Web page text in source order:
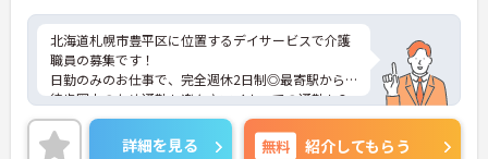
北海道札幌市豊平区に位置するデイサービスで介護
職員の募集です！
日勤のみのお仕事で、完全週休2日制◎最寄駅から
徒歩圏内のため通勤も楽々♪マイカーでの通勤もO
K！昇給や賞与制度があり、頑張りが評価されてし
っかりと還元されます。さらに福利厚生も充実して
詳細を見る 無料 紹介してもらう